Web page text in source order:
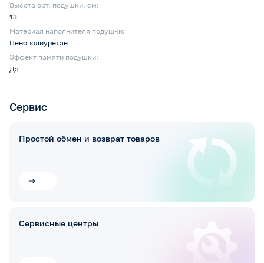
Высота орт. подушки, см:
13
Материал наполнителя подушки:
Пенополиуретан
Эффект памяти подушки:
Да
Сервис
Простой обмен и возврат товаров
Сервисные центры